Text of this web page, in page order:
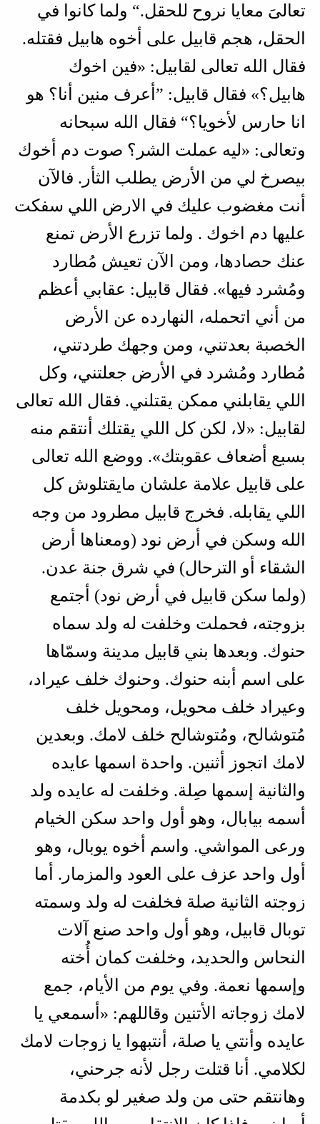
تعالىَ معايا نروح للحقل.“ ولما كانوا في
الحقل، هجم قابيل على أخوه هابيل فقتله.
فقال الله تعالى لقابيل: «فين اخوك
هابيل؟» فقال قابيل: ”أعرف منين أنا؟ هو
انا حارس لأخويا؟“ فقال الله سبحانه
وتعالى: «ليه عملت الشر؟ صوت دم أخوك
بيصرخ لي من الأرض يطلب الثأر. فالآن
أنت مغضوب عليك في الارض اللي سفكت
عليها دم اخوك . ولما تزرع الأرض تمنع
عنك حصادها، ومن الآن تعيش مُطارد
ومُشرد فيها». فقال قابيل: عقابي أعظم
من أني اتحمله، النهارده عن الأرض
الخصبة بعدتني، ومن وجهك طردتني،
مُطارد ومُشرد في الأرض جعلتني، وكل
اللي يقابلني ممكن يقتلني. فقال الله تعالى
لقابيل: «لا، لكن كل اللي يقتلك أنتقم منه
بسبع أضعاف عقوبتك». ووضع الله تعالى
على قابيل علامة علشان مايقتلوش كل
اللي يقابله. فخرج قابيل مطرود من وجه
الله وسكن في أرض نود (ومعناها أرض
الشقاء أو الترحال) في شرق جنة عدن.
(ولما سكن قابيل في أرض نود) أجتمع
بزوجته، فحملت وخلفت له ولد سماه
حنوك. وبعدها بني قابيل مدينة وسمّاها
على اسم أبنه حنوك. وحنوك خلف عيراد،
وعيراد خلف محويل، ومحويل خلف
مُتوشالح، ومُتوشالح خلف لامك. وبعدين
لامك اتجوز أثنين. واحدة اسمها عايده
والثانية إسمها صِلة. وخلفت له عايده ولد
أسمه بيابال، وهو أول واحد سكن الخيام
ورعى المواشي. واسم أخوه يوبال، وهو
أول واحد عزف على العود والمزمار. أما
زوجته الثانية صلة فخلفت له ولد وسمته
توبال قابيل، وهو أول واحد صنع آلات
النحاس والحديد، وخلفت كمان أُخته
وإسمها نعمة. وفي يوم من الأيام، جمع
لامك زوجاته الأتنين وقاللهم: «أسمعي يا
عايده وأنتي يا صلة، أنتبهوا يا زوجات لامك
لكلامي. أنا قتلت رجل لأنه جرحني،
وهانتقم حتى من ولد صغير لو بكدمة